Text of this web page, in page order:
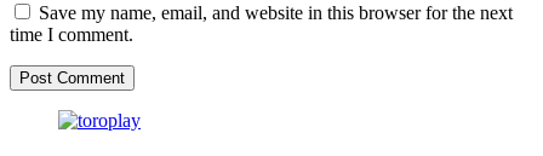
Save my name, email, and website in this browser for the next
time I comment.